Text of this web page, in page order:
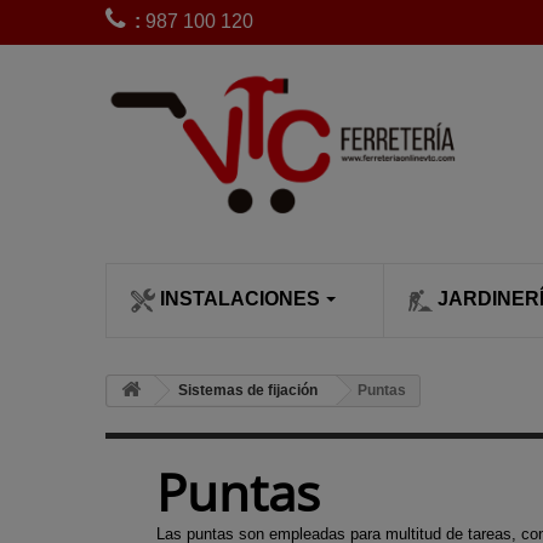
: 987 100 120
INSTALACIONES
leña
Sistemas de fijación Puntas
Puntas
Las puntas son empleadas para multitud de tareas,